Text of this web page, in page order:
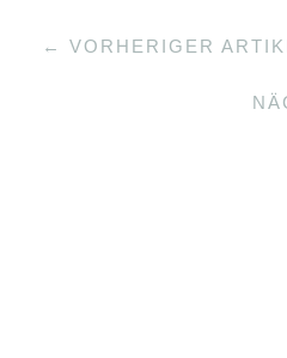
← VORHERIGER